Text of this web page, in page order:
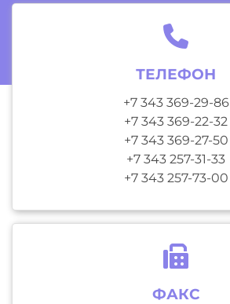
ТЕЛЕФОН
+7 343 369-29-86
+7 343 369-22-32
+7 343 369-27-50
+7 343 257-31-33
+7 343 257-73-00
ФАКС